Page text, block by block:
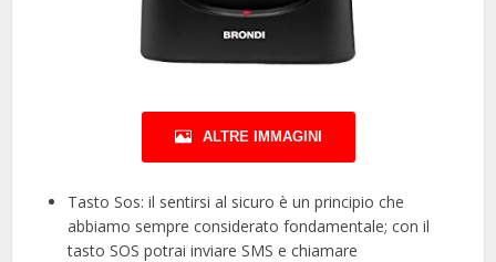
ALTRE IMMAGINI
Tasto Sos: il sentirsi al sicuro è un principio che
abbiamo sempre considerato fondamentale; con il
tasto SOS potrai inviare SMS e chiamare